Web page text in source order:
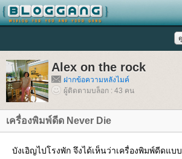
Alex on the rock
ฝากข้อความหลังไมค์
ผู้ติดตามบล็อก : 43 คน
เครื่องพิมพ์ดีด Never Die
บังเอิญไปโรงพัก จึงได้เห็นว่าเครื่องพิมพ์ดีดแ